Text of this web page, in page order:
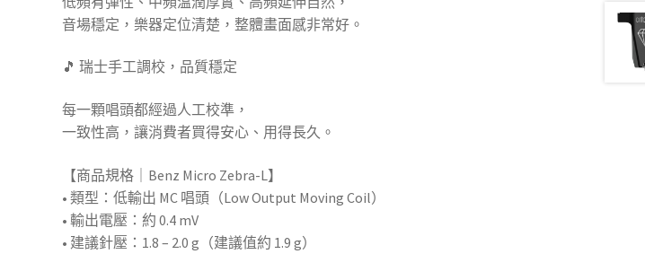
音場穩定，樂器定位清楚，整體畫面感非常好。
🎵 瑞士手工調校，品質穩定
每一顆唱頭都經過人工校準，
一致性高，讓消費者買得安心、用得長久。
【商品規格｜Benz Micro Zebra-L】
• 類型：低輸出 MC 唱頭（Low Output Moving Coil）
• 輸出電壓：約 0.4 mV
• 建議針壓：1.8 – 2.0 g（建議值約 1.9 g）